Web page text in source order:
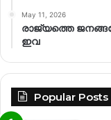
May 11, 2026
രാജ്യത്തെ
ഇവ
Popular Posts